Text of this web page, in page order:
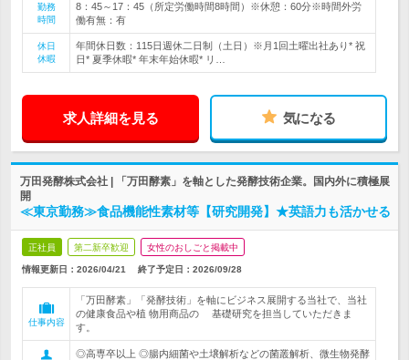
勤務
時間
8：45～17：45（所定労働時間8時間）※休憩：60分※時間外労
働有無：有
休日
休暇
年間休日数：115日週休二日制（土日）※月1回土曜出社あり* 祝
日* 夏季休暇* 年末年始休暇* リ…
求人詳細を見る 気になる
万田発酵株式会社 | 「万田酵素」を軸とした発酵技術企業。国内外に積極展
開
≪東京勤務≫食品機能性素材等【研究開発】★英語力も活かせる
正社員 第二新卒歓迎 女性のおしごと掲載中
情報更新日：2026/04/21 終了予定日： 2026/09/28
仕事内容
「万田酵素」「発酵技術」を軸にビジネス展開する当社で、当社
の健康食品や植 物用商品の 基礎研究を担当していただきま
す。
◎高専卒以上 ◎腸内細菌や土壌解析などの菌叢解析、微生物発酵